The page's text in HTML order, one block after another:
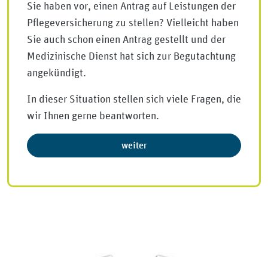
Sie haben vor, einen Antrag auf Leistungen der
Pflegeversicherung zu stellen? Vielleicht haben
Sie auch schon einen Antrag gestellt und der
Medizinische Dienst hat sich zur Begutachtung
angekündigt.
In dieser Situation stellen sich viele Fragen, die
wir Ihnen gerne beantworten.
weiter